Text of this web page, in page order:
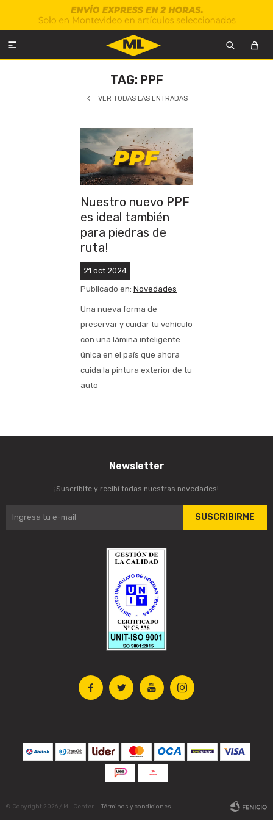

TAG: PPF
VER TODAS LAS ENTRADAS
Nuestro nuevo PPF
es ideal también
para piedras de
ruta!
21 oct 2024
Publicado en: Novedades
Una nueva forma de
preservar y cuidar tu vehículo
con una lámina inteligente
única en el país que ahora
cuida la pintura exterior de tu
auto
   
Newsletter
¡Suscribite y recibí todas nuestras novedades!
SUSCRIBIRME
© Copyright 2026 / ML Center Términos y condiciones